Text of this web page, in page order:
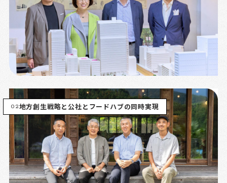
02地方創生戦略と公社とフードハブの同時実現